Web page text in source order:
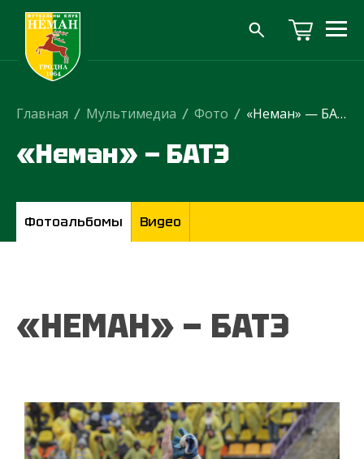
Главная / Мультимедиа / Фото / «Неман» — БАТЭ
«Неман» — БАТЭ
Фотоальбомы Видео
«НЕМАН» — БАТЭ